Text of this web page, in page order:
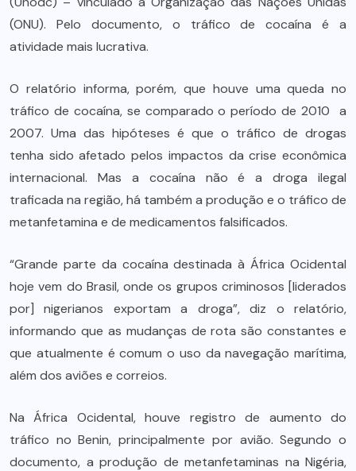
(ONU). Pelo documento, o tráfico de cocaína é a
atividade mais lucrativa.
O relatório informa, porém, que houve uma queda no
tráfico de cocaína, se comparado o período de 2010 a
2007. Uma das hipóteses é que o tráfico de drogas
tenha sido afetado pelos impactos da crise econômica
internacional. Mas a cocaína não é a droga ilegal
traficada na região, há também a produção e o tráfico de
metanfetamina e de medicamentos falsificados.
“Grande parte da cocaína destinada à África Ocidental
hoje vem do Brasil, onde os grupos criminosos [liderados
por] nigerianos exportam a droga”, diz o relatório,
informando que as mudanças de rota são constantes e
que atualmente é comum o uso da navegação marítima,
além dos aviões e correios.
Na África Ocidental, houve registro de aumento do
tráfico no Benin, principalmente por avião. Segundo o
documento, a produção de metanfetaminas na Nigéria,